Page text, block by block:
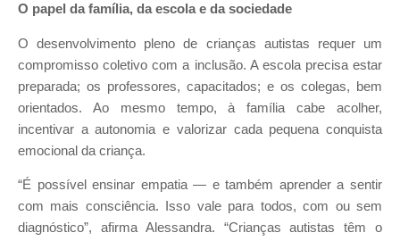
O papel da família, da escola e da sociedade
O desenvolvimento pleno de crianças autistas requer um
compromisso coletivo com a inclusão. A escola precisa estar
preparada; os professores, capacitados; e os colegas, bem
orientados. Ao mesmo tempo, à família cabe acolher,
incentivar a autonomia e valorizar cada pequena conquista
emocional da criança.
“É possível ensinar empatia — e também aprender a sentir
com mais consciência. Isso vale para todos, com ou sem
diagnóstico”, afirma Alessandra. “Crianças autistas têm o